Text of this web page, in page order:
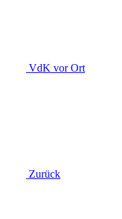
VdK vor Ort
Zurück